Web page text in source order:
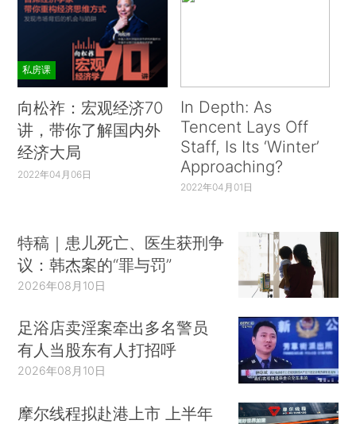
私房课
向松祚：宏观经济70
讲，带你了解国内外
经济大局
2022年04月06日
In Depth: As
Tencent Lays Off
Staff, Is Its ‘Winter’
Approaching?
2022年04月01日
特稿｜患儿死亡、医生获刑争
议：韩杰案的“罪与罚”
2026年08月10日
足浴店卖淫案牵出多名警员
有人当股东有人打招呼
2026年08月10日
摩尔线程拟赴港上市 上半年